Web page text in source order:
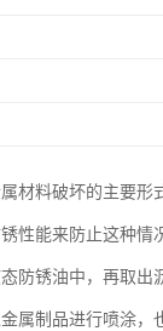
材料破坏的主要
性能来防止这种情
防锈油中，再取
属制品进行喷涂